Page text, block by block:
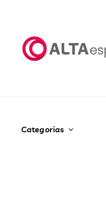
contenido
Categorias